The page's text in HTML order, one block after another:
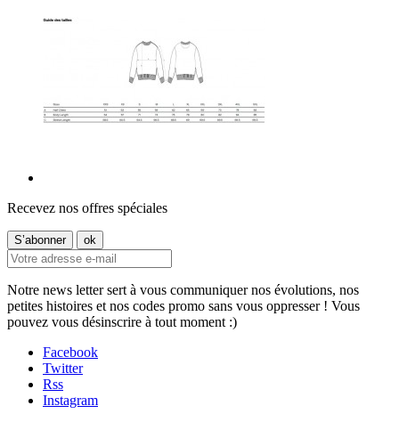
Recevez nos offres spéciales
Notre news letter sert à vous communiquer nos évolutions, nos
petites histoires et nos codes promo sans vous oppresser ! Vous
pouvez vous désinscrire à tout moment :)
Facebook
Twitter
Rss
Instagram